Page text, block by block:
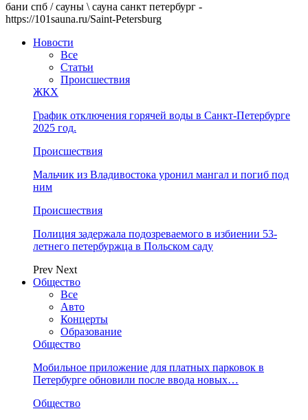
бани спб / сауны \ сауна санкт петербург -
https://101sauna.ru/Saint-Petersburg
Новости
Все
Статьи
Происшествия
ЖКХ
График отключения горячей воды в Санкт-Петербурге
2025 год.
Происшествия
Мальчик из Владивостока уронил мангал и погиб под
ним
Происшествия
Полиция задержала подозреваемого в избиении 53-
летнего петербуржца в Польском саду
Prev Next
Общество
Все
Авто
Концерты
Образование
Общество
Мобильное приложение для платных парковок в
Петербурге обновили после ввода новых…
Общество